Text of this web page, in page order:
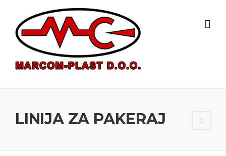
content
LINIJA ZA PAKERAJ